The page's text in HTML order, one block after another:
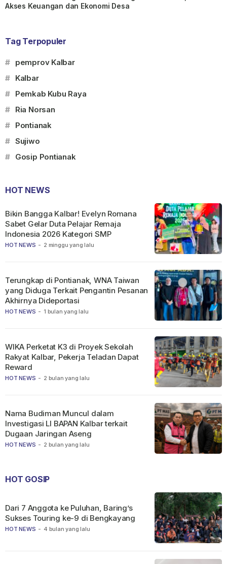
Akses Keuangan dan Ekonomi Desa
Tag Terpopuler
# pemprov Kalbar
# Kalbar
# Pemkab Kubu Raya
# Ria Norsan
# Pontianak
# Sujiwo
# Gosip Pontianak
HOT NEWS
HOT NEWS - 2 minggu yang lalu
Bikin Bangga Kalbar! Evelyn Romana
Sabet Gelar Duta Pelajar Remaja
Indonesia 2026 Kategori SMP
HOT NEWS - 1 bulan yang lalu
Terungkap di Pontianak, WNA Taiwan
yang Diduga Terkait Pengantin Pesanan
Akhirnya Dideportasi
HOT NEWS - 2 bulan yang lalu
WIKA Perketat K3 di Proyek Sekolah
Rakyat Kalbar, Pekerja Teladan Dapat
Reward
HOT NEWS - 2 bulan yang lalu
Nama Budiman Muncul dalam
Investigasi LI BAPAN Kalbar terkait
Dugaan Jaringan Aseng
HOT GOSIP
HOT NEWS - 4 bulan yang lalu
Dari 7 Anggota ke Puluhan, Baring’s
Sukses Touring ke-9 di Bengkayang